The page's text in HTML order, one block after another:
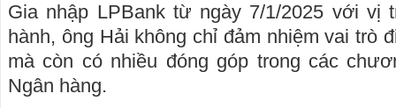
Gia nhập LPBank từ ngày 7/1/2025 với vị
hành, ông Hải không chỉ đảm nhiệm vai trò
mà còn có nhiều đóng góp trong các
Ngân hàng.